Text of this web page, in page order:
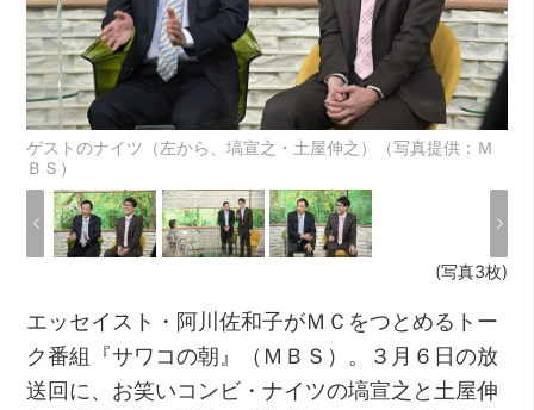
ゲストのナイツ（左から、塙宣之・土屋伸之）（写真提供：Ｍ
ＢＳ）
(写真3枚)
エッセイスト・阿川佐和子がＭＣをつとめるトー
ク番組『サワコの朝』（ＭＢＳ）。３月６日の放
送回に、お笑いコンビ・ナイツの塙宣之と土屋伸